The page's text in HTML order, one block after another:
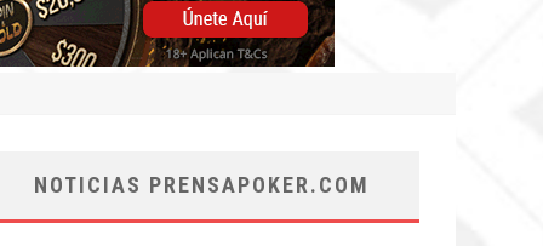
NOTICIAS PRENSAPOKER.COM